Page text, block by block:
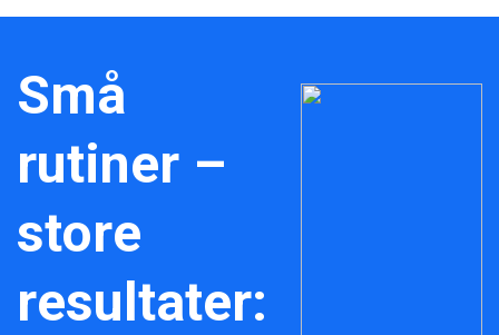
Små
rutiner –
store
resultater: